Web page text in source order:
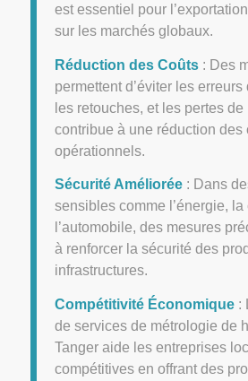
est essentiel pour
sur les marchés globaux.
Réduction des Coûts: Des
permettent d’éviter les
les retouches, et les pertes
contribue à une réduction des
opérationnels.
Sécurité Améliorée: Dans
sensibles comme l’énergie,
l’automobile, des mesures
à renforcer la sécurité des
infrastructures.
Compétitivité Économique:
de services de métrologie de
Tanger aide les entreprises
compétitives en offrant des